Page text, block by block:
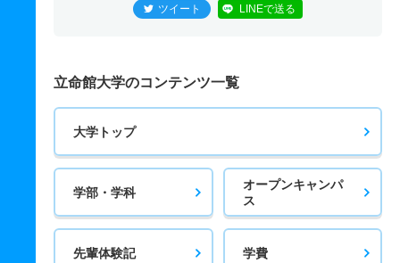
ツイート LINEで送る
立命館大学のコンテンツ一覧
大学トップ
学部・学科
オープンキャンパ
ス
先輩体験記 学費